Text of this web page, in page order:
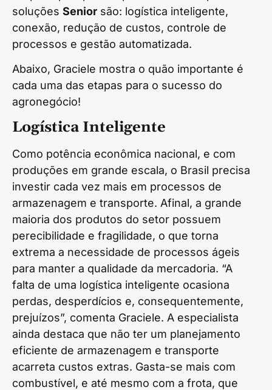
soluções Senior são: logística inteligente,
conexão, redução de custos, controle de
processos e gestão automatizada.
Abaixo, Graciele mostra o quão importante é
cada uma das etapas para o sucesso do
agronegócio!
Logística Inteligente
Como potência econômica nacional, e com
produções em grande escala, o Brasil precisa
investir cada vez mais em processos de
armazenagem e transporte. Afinal, a grande
maioria dos produtos do setor possuem
perecibilidade e fragilidade, o que torna
extrema a necessidade de processos ágeis
para manter a qualidade da mercadoria. “A
falta de uma logística inteligente ocasiona
perdas, desperdícios e, consequentemente,
prejuízos”, comenta Graciele. A especialista
ainda destaca que não ter um planejamento
eficiente de armazenagem e transporte
acarreta custos extras. Gasta-se mais com
combustível, e até mesmo com a frota, que